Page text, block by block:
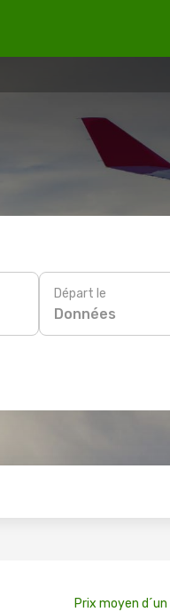
Départ le
Données
Prix moyen